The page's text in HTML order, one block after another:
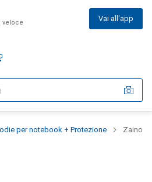
veloce Vai all'app
per notebook + Protezione Zaino